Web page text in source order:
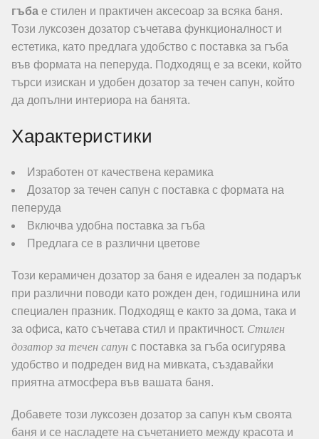
гъба е стилен и практичен аксесоар за всяка баня.
Този луксозен дозатор съчетава функционалност и
естетика, като предлага удобство с поставка за гъба
във формата на пеперуда. Подходящ е за всеки, който
търси изискан и удобен дозатор за течен сапун, който
да допълни интериора на банята.
Характеристики
Изработен от качествена керамика
Дозатор за течен сапун с поставка с формата на
пеперуда
Включва удобна поставка за гъба
Предлага се в различни цветове
Този керамичен дозатор за баня е идеален за подарък
при различни поводи като рожден ден, годишнина или
специален празник. Подходящ е както за дома, така и
за офиса, като съчетава стил и практичност. Стилен
дозатор за течен сапун с поставка за гъба осигурява
удобство и подреден вид на мивката, създавайки
приятна атмосфера във вашата баня.
Добавете този луксозен дозатор за сапун към своята
баня и се насладете на съчетанието между красота и